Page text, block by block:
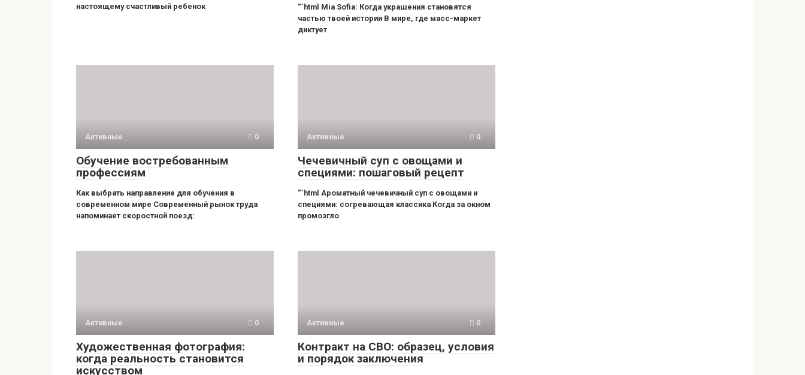
настоящему счастливый ребенок
“`html Mia Sofia: Когда украшения становятся
частью твоей истории В мире, где масс-маркет
диктует
Активные 0
Обучение востребованным
профессиям
Как выбрать направление для обучения в
современном мире Современный рынок труда
напоминает скоростной поезд:
Активные 0
Чечевичный суп с овощами и
специями: пошаговый рецепт
“`html Ароматный чечевичный суп с овощами и
специями: согревающая классика Когда за окном
промозгло
Активные 0
Художественная фотография:
когда реальность становится
искусством
Активные 0
Контракт на СВО: образец, условия
и порядок заключения